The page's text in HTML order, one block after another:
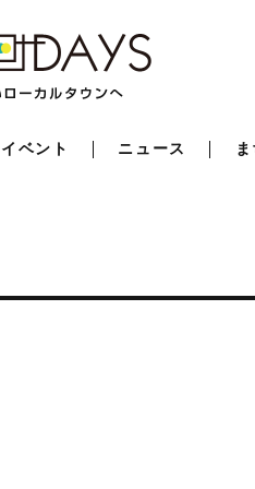
イベント ニュース